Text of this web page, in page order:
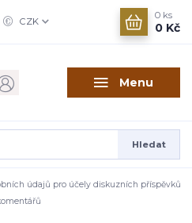
Menu
CZK
Hledat
0 ks
0 Kč
údajů pro účely diskuzních příspěvků